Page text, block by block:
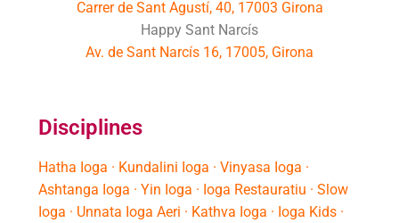
Carrer de Sant Agustí, 40, 17003 Girona
Happy Sant Narcís
Av. de Sant Narcís 16, 17005, Girona
Disciplines
Hatha Ioga · Kundalini Ioga · Vinyasa Ioga ·
Ashtanga Ioga · Yin Ioga · Ioga Restauratiu · Slow
Ioga · Unnata Ioga Aeri · Kathva Ioga · Ioga Kids ·